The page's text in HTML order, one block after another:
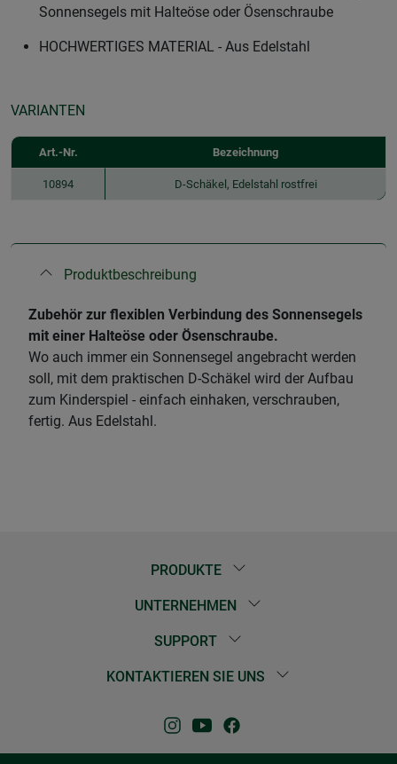
Sonnensegels mit Halteöse oder Ösenschraube
HOCHWERTIGES MATERIAL - Aus Edelstahl
VARIANTEN
Art.-Nr. Bezeichnung
10894 D-Schäkel, Edelstahl rostfrei
Produktbeschreibung
Zubehör zur flexiblen Verbindung des Sonnensegels
mit einer Halteöse oder Ösenschraube.
Wo auch immer ein Sonnensegel angebracht werden
soll, mit dem praktischen D-Schäkel wird der Aufbau
zum Kinderspiel - einfach einhaken, verschrauben,
fertig. Aus Edelstahl.
PRODUKTE
UNTERNEHMEN
SUPPORT
KONTAKTIEREN SIE UNS